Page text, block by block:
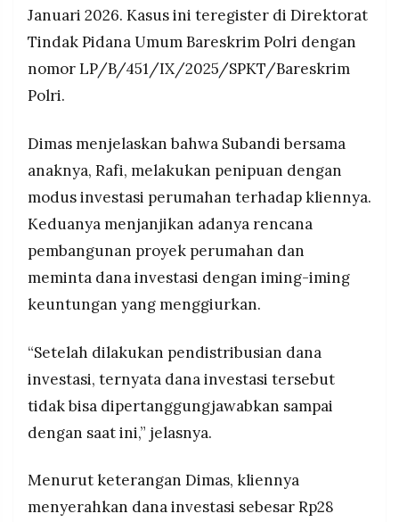
Januari 2026. Kasus ini teregister di Direktorat
Tindak Pidana Umum Bareskrim Polri dengan
nomor LP/B/451/IX/2025/SPKT/Bareskrim
Polri.
Dimas menjelaskan bahwa Subandi bersama
anaknya, Rafi, melakukan penipuan dengan
modus investasi perumahan terhadap kliennya.
Keduanya menjanjikan adanya rencana
pembangunan proyek perumahan dan
meminta dana investasi dengan iming-iming
keuntungan yang menggiurkan.
“Setelah dilakukan pendistribusian dana
investasi, ternyata dana investasi tersebut
tidak bisa dipertanggungjawabkan sampai
dengan saat ini,” jelasnya.
Menurut keterangan Dimas, kliennya
menyerahkan dana investasi sebesar Rp28